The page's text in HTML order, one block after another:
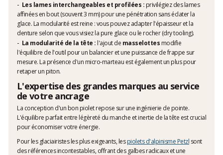
Les lames interchangeables et profilées : privilégiez des lames
affinées en bout (souvent 3 mm) pour une pénétration sans éclater la
glace. La modularité est reine : vous pouvez adapter l'épaisseur et la
denture selon que vous visiez la pure glace ou le rocher (dry tooling).
La modularité de la tête : l'ajout de masselottes modifie
l'équilibre de l'outil pour un balancier et une puissance de frappe sur
mesure. La présence d'un micro-marteau est également un plus pour
retaper un piton.
L'expertise des grandes marques au service
de votre ancrage
La conception d'un bon piolet repose sur une ingénierie de pointe.
L'équilibre parfait entre légèreté du manche et inertie de la tête est crucial
pour économiser votre énergie.
Pour les glaciairistes les plus exigeants, lespiolets d'alpinisme Petzl sont
des références incontestables, offrant des galbes radicaux et une